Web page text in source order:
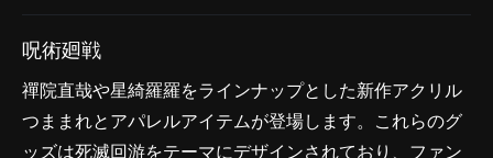
呪術廻戦
禪院直哉や星綺羅羅をラインナップとした新作アクリル
つままれとアパレルアイテムが登場します。これらのグ
ッズは死滅回游をテーマにデザインされており、ファン